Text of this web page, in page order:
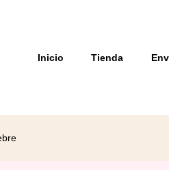
Inicio Tienda